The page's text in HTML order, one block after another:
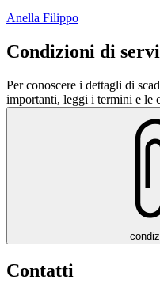
Anella Filippo
Condizioni di
Per conoscere i dettagli di
importanti, leggi i termini e le
Contatti